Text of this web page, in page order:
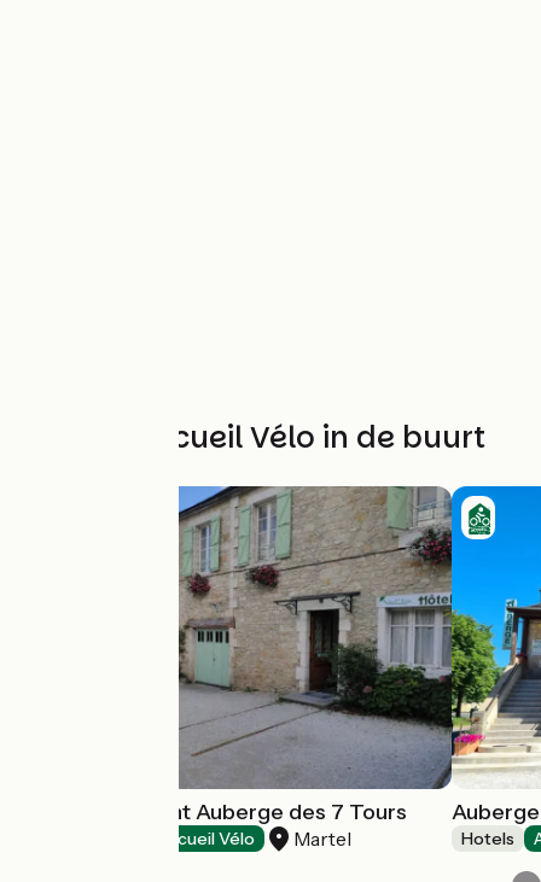
Andere Accueil Vélo in de buurt
Hôtel Restaurant Auberge des 7 Tours
Accueil Vélo Martel Hotels